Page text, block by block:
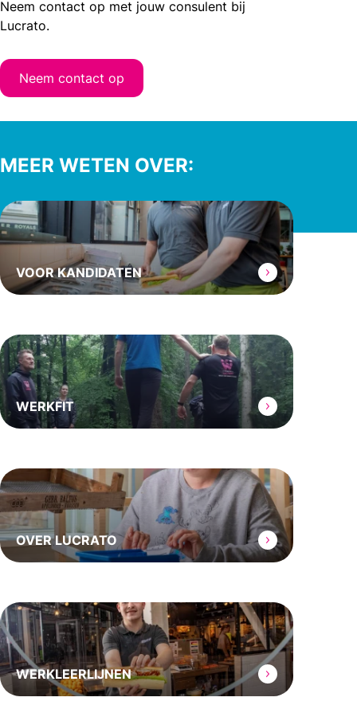
Neem contact op met jouw consulent bij
Lucrato.
Neem contact op
MEER WETEN OVER:
VOOR KANDIDATEN
WERKFIT
OVER LUCRATO
WERKLEERLIJNEN